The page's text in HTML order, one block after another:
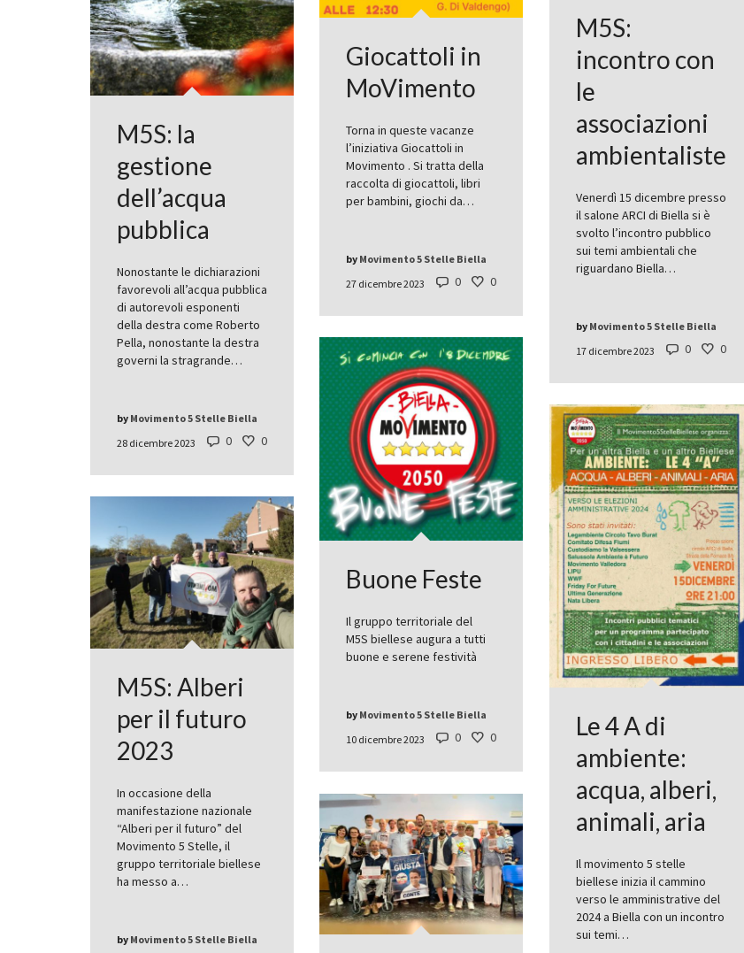
M5S: la
gestione
dell’acqua
pubblica
Nonostante le dichiarazioni
favorevoli all’acqua pubblica
di autorevoli esponenti
della destra come Roberto
Pella, nonostante la destra
governi la stragrande…
28 dicembre 2023
by Movimento 5 Stelle Biella
0 0
Giocattoli in
MoVimento
Torna in queste vacanze
l’iniziativa Giocattoli in
Movimento . Si tratta della
raccolta di giocattoli, libri
per bambini, giochi da…
27 dicembre 2023
by Movimento 5 Stelle Biella
0 0
M5S:
incontro con
le
associazioni
ambientaliste
Venerdì 15 dicembre presso
il salone ARCI di Biella si è
svolto l’incontro pubblico
sui temi ambientali che
riguardano Biella…
17 dicembre 2023
by Movimento 5 Stelle Biella
0 0
Buone Feste
Il gruppo territoriale del
M5S biellese augura a tutti
buone e serene festività
10 dicembre 2023
by Movimento 5 Stelle Biella
0 0
Le 4 A di
ambiente:
acqua, alberi,
animali, aria
Il movimento 5 stelle
biellese inizia il cammino
verso le amministrative del
2024 a Biella con un incontro
sui temi…
M5S: Alberi
per il futuro
2023
In occasione della
manifestazione nazionale
“Alberi per il futuro” del
Movimento 5 Stelle, il
gruppo territoriale biellese
ha messo a…
by Movimento 5 Stelle Biella